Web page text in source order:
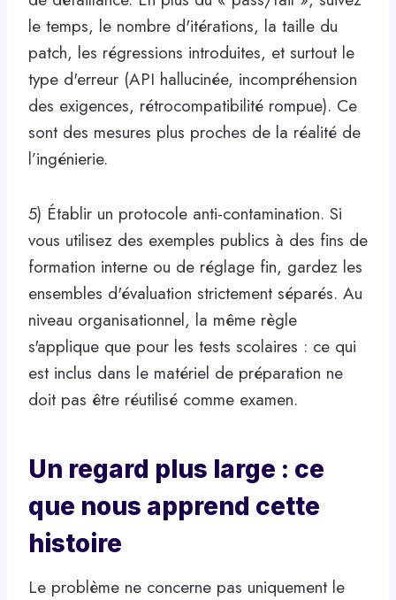
le temps, le nombre d'itérations, la taille du
patch, les régressions introduites, et surtout le
type d'erreur (API hallucinée, incompréhension
des exigences, rétrocompatibilité rompue). Ce
sont des mesures plus proches de la réalité de
l’ingénierie.
5) Établir un protocole anti-contamination. Si
vous utilisez des exemples publics à des fins de
formation interne ou de réglage fin, gardez les
ensembles d'évaluation strictement séparés. Au
niveau organisationnel, la même règle
s'applique que pour les tests scolaires : ce qui
est inclus dans le matériel de préparation ne
doit pas être réutilisé comme examen.
Un regard plus large : ce
que nous apprend cette
histoire
Le problème ne concerne pas uniquement le